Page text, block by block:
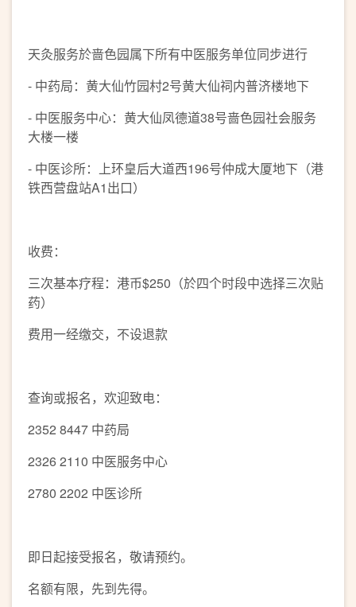
天灸服务於啬色园属下所有中医服务单位同步进行
- 中药局：黄大仙竹园村2号黄大仙祠内普济楼地下
- 中医服务中心：黄大仙凤德道38号啬色园社会服务
大楼一楼
- 中医诊所：上环皇后大道西196号仲成大厦地下（港
铁西营盘站A1出口）
收费：
三次基本疗程：港币$250（於四个时段中选择三次贴
药）
费用一经缴交，不设退款
查询或报名，欢迎致电：
2352 8447 中药局
2326 2110 中医服务中心
2780 2202 中医诊所
即日起接受报名，敬请预约。
名额有限，先到先得。